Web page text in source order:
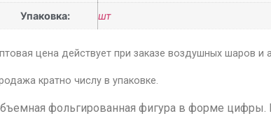
Упаковка: шт
цена действует при заказе воздушных шаров и
кратно числу в упаковке.
фольгированная фигура в форме цифры.